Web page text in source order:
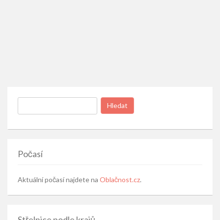
Vyhledávání
Počasí
Aktuální počasí najdete na Oblačnost.cz.